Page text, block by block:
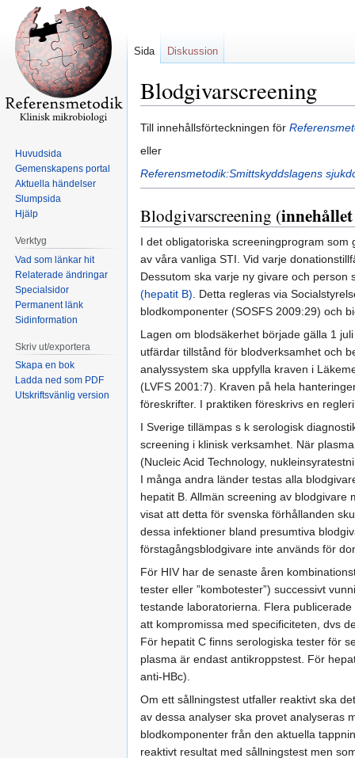
Blodgivarscreening
Hoppa
till
Hoppa
till
Till innehållsförteckningen för
eller
Referensmetodik:Smittskyddslagens
Blodgivarscreening (
I det obligatoriska screeningprogram
av våra vanliga STI. Vid varje
Dessutom ska varje ny givare och
(hepatit B). Detta regleras via
blodkomponenter (SOSFS 2009:29) och
Lagen om blodsäkerhet började gälla 1
utfärdar tillstånd för blodverksamhet och
analyssystem ska uppfylla kraven i
(LVFS 2001:7). Kraven på hela
föreskrifter. I praktiken föreskrivs en
I Sverige tillämpas s k serologisk
screening i klinisk verksamhet. När
(Nucleic Acid Technology,
I många andra länder testas alla
hepatit B. Allmän screening av
visat att detta för svenska förhållanden
dessa infektioner bland presumtiva
förstagångsblodgivare inte används för
För HIV har de senaste åren
tester eller ”kombotester”) successivt
testande laboratorierna. Flera
att kompromissa med specificiteten, dvs
För hepatit C finns serologiska tester för
plasma är endast antikroppstest. För
anti-HBc).
Om ett sållningstest utfaller reaktivt ska
av dessa analyser ska provet analyseras
blodkomponenter från den aktuella
reaktivt resultat med sållningstest men
Sida Diskussion
Huvudsida
Gemenskapens portal
Aktuella händelser
Slumpsida
Hjälp
Verktyg
Vad som länkar hit
Relaterade ändringar
Specialsidor
Permanent länk
Sidinformation
Skriv ut/exportera
Skapa en bok
Ladda ned som PDF
Utskriftsvänlig version